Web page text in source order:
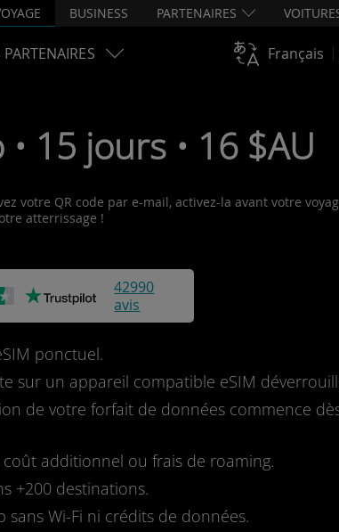
BUSINESS PARTENAIRES
Français
• 15 jours • 16 $AU
votre QR code par e-mail, activez-la avant votre
atterrissage !
42990
avis
ponctuel.
sur un appareil compatible eSIM
de votre forfait de données commence
coût additionnel ou frais de roaming.
+200 destinations.
sans Wi-Fi ni crédits de données.